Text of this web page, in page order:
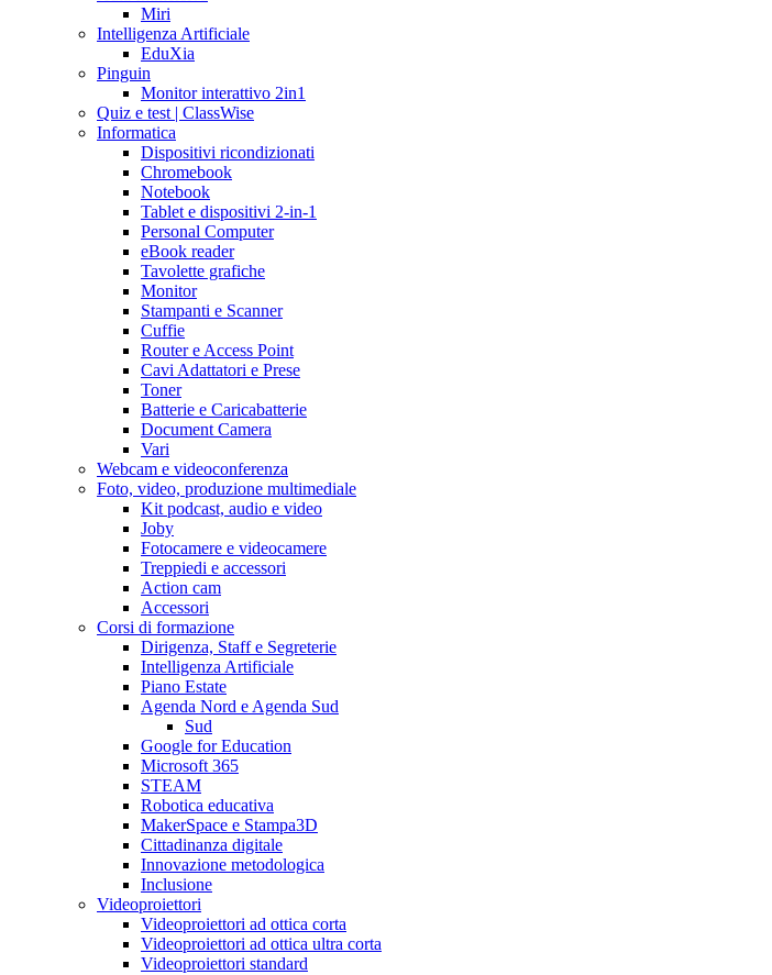
Miri
Intelligenza Artificiale
EduXia
Pinguin
Monitor interattivo 2in1
Quiz e test | ClassWise
Informatica
Dispositivi ricondizionati
Chromebook
Notebook
Tablet e dispositivi 2-in-1
Personal Computer
eBook reader
Tavolette grafiche
Monitor
Stampanti e Scanner
Cuffie
Router e Access Point
Cavi Adattatori e Prese
Toner
Batterie e Caricabatterie
Document Camera
Vari
Webcam e videoconferenza
Foto, video, produzione multimediale
Kit podcast, audio e video
Joby
Fotocamere e videocamere
Treppiedi e accessori
Action cam
Accessori
Corsi di formazione
Dirigenza, Staff e Segreterie
Intelligenza Artificiale
Piano Estate
Agenda Nord e Agenda Sud
Sud
Google for Education
Microsoft 365
STEAM
Robotica educativa
MakerSpace e Stampa3D
Cittadinanza digitale
Innovazione metodologica
Inclusione
Videoproiettori
Videoproiettori ad ottica corta
Videoproiettori ad ottica ultra corta
Videoproiettori standard